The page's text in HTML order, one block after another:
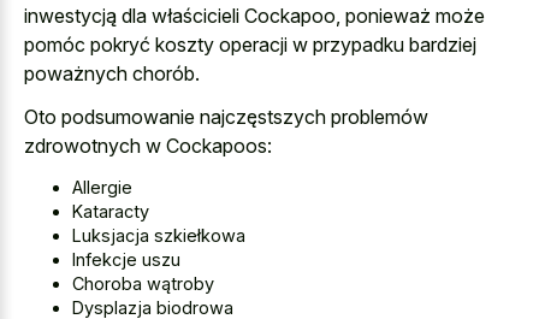
inwestycją dla właścicieli Cockapoo, ponieważ może
pomóc pokryć koszty operacji w przypadku bardziej
poważnych chorób.
Oto podsumowanie najczęstszych problemów
zdrowotnych w Cockapoos:
Allergie
Kataracty
Luksjacja szkiełkowa
Infekcje uszu
Choroba wątroby
Dysplazja biodrowa